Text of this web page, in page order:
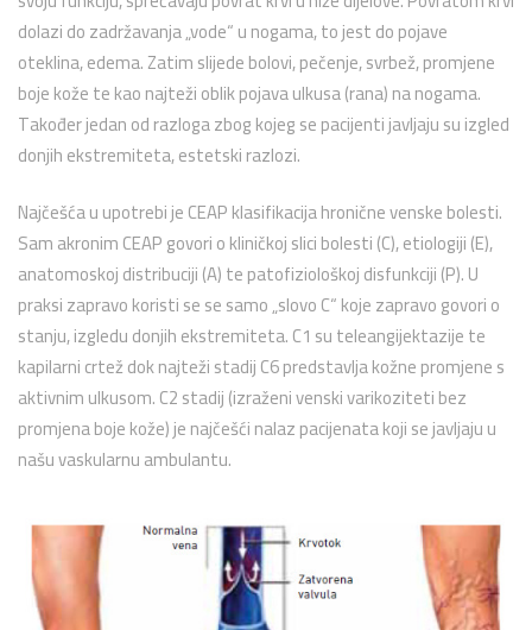
dolazi do zadržavanja „vode“ u nogama, to jest do pojave
oteklina, edema. Zatim slijede bolovi, pečenje, svrbež, promjene
boje kože te kao najteži oblik pojava ulkusa (rana) na nogama.
Također jedan od razloga zbog kojeg se pacijenti javljaju su izgled
donjih ekstremiteta, estetski razlozi.
Najčešća u upotrebi je CEAP klasifikacija hronične venske bolesti.
Sam akronim CEAP govori o kliničkoj slici bolesti (C), etiologiji (E),
anatomoskoj distribuciji (A) te patofiziološkoj disfunkciji (P). U
praksi zapravo koristi se se samo „slovo C“ koje zapravo govori o
stanju, izgledu donjih ekstremiteta. C1 su teleangijektazije te
kapilarni crtež dok najteži stadij C6 predstavlja kožne promjene s
aktivnim ulkusom. C2 stadij (izraženi venski varikoziteti bez
promjena boje kože) je najčešći nalaz pacijenata koji se javljaju u
našu vaskularnu ambulantu.